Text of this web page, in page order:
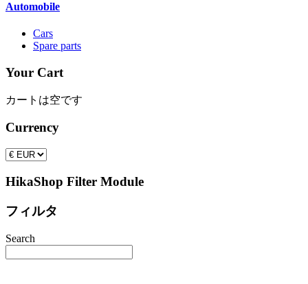
Automobile
Cars
Spare parts
Your Cart
カートは空です
Currency
HikaShop Filter Module
フィルタ
Search